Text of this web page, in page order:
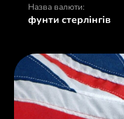
Назва валюти:
фунти стерлінгів